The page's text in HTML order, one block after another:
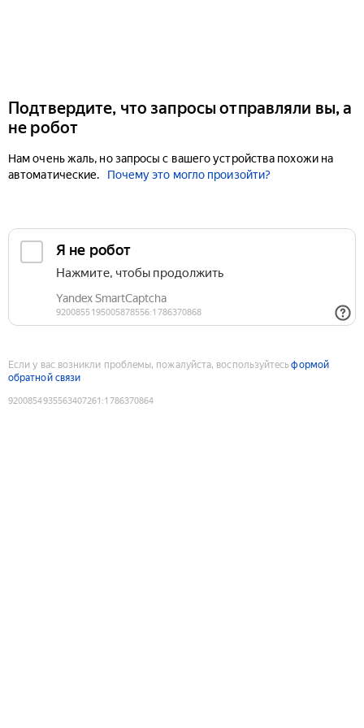
Подтвердите, что запросы отправляли вы, а
не робот
Нам очень жаль, но запросы с вашего устройства похожи на
автоматические.
Почему это могло произойти?
Если у вас возникли проблемы, пожалуйста, воспользуйтесьформой
обратной связи
9200854935563407261 :1786370864